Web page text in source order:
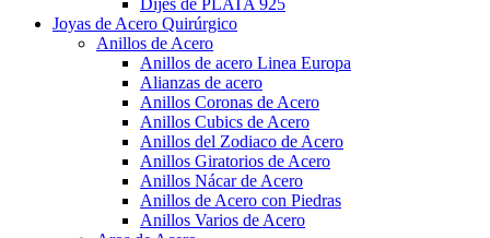
Joyas de Acero Quirúrgico
Anillos de Acero
Anillos de acero Linea Europa
Alianzas de acero
Anillos Coronas de Acero
Anillos Cubics de Acero
Anillos del Zodiaco de Acero
Anillos Giratorios de Acero
Anillos Nácar de Acero
Anillos de Acero con Piedras
Anillos Varios de Acero